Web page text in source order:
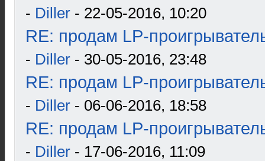
- Diller - 22-05-2016, 10:20
RE: продам LP-
- Diller - 30-05-2016, 23:48
RE: продам LP-
- Diller - 06-06-2016, 18:58
RE: продам LP-
- Diller - 17-06-2016, 11:09